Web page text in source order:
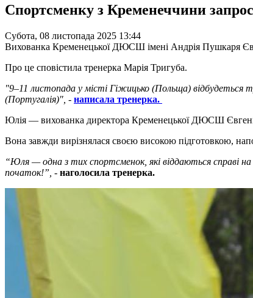
Спортсменку з Кременеччини
Субота, 08 листопада 2025 13:44
Вихованка Кременецької ДЮСШ імені Андрія Пушкаря
Про це сповістила тренерка Марія Тригуба.
"9–11 листопада у місті Гіжицько (Польща) відбудеться
(Португалія)", - написала тренерка.
Юлія — вихованка директора Кременецької ДЮСШ
Вона завжди вирізнялася своєю високою підготовкою,
“Юля — одна з тих спортсменок, які віддаються справі на
початок!”, - наголосила тренерка.